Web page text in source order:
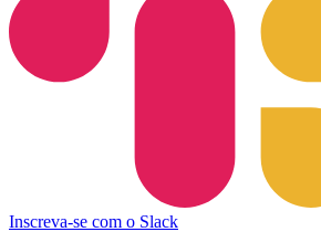
Inscreva-se com o Slack